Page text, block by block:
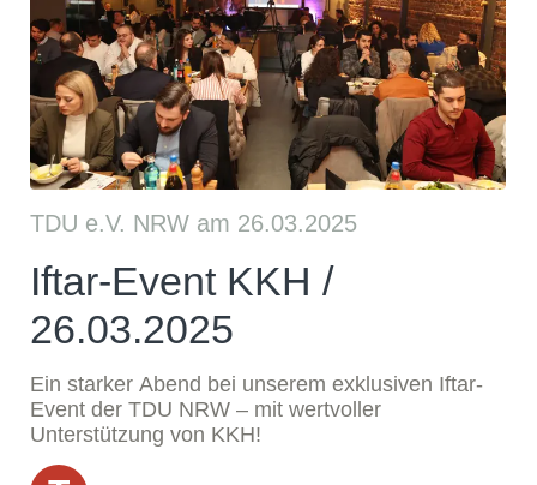
TDU e.V. NRW am 26.03.2025
Iftar-Event KKH /
26.03.2025
Ein starker Abend bei unserem exklusiven Iftar-
Event der TDU NRW – mit wertvoller
Unterstützung von KKH!